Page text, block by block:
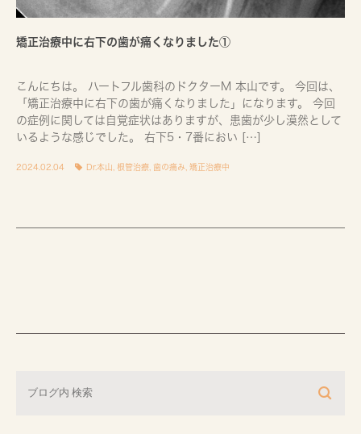
矯正治療中に右下の歯が痛くなりました①
こんにちは。 ハートフル歯科のドクターM 本山です。 今回は、
「矯正治療中に右下の歯が痛くなりました」になります。 今回
の症例に関しては自覚症状はありますが、患歯が少し漠然として
いるような感じでした。 右下5・7番におい […]
2024.02.04 Dr.本山 根管治療 歯の痛み 矯正治療中